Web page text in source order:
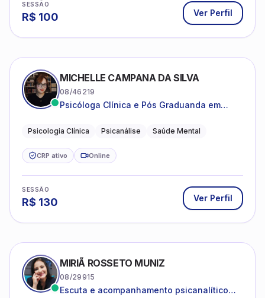
SESSÃO
R$ 100 Ver Perfil
MICHELLE CAMPANA DA SILVA
08/46219
Psicóloga Clínica e Pós Graduanda em
Psicologia Clínica Psicanálise Saúde Mental
CRP ativo Online
SESSÃO
R$ 130 Ver Perfil
MIRIÃ ROSSETO MUNIZ
08/29915
Escuta e acompanhamento psicanalítico